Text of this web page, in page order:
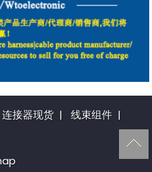
连接器现货 | 线束组件 |